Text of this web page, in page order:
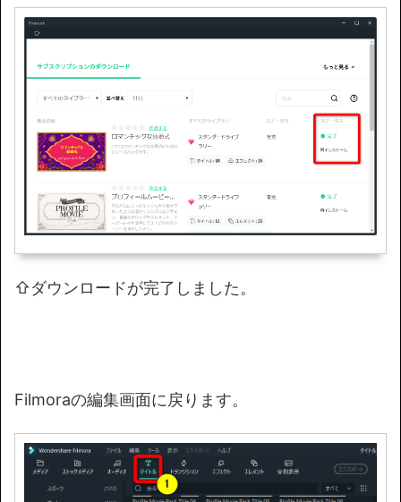
⇧ダウンロードが完了しました。
Filmoraの編集画面に戻ります。